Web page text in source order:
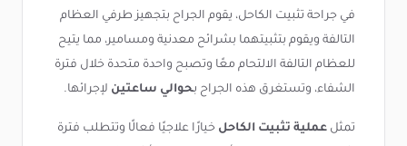
في جراحة تثبيت الكاحل، يقوم الجراح بتجهيز طرفي العظام
التالفة ويقوم بتثبيتهما بشرائح معدنية ومسامير، مما يتيح
للعظام التالفة الالتحام معًا وتصبح واحدة متحدة خلال فترة
الشفاء، وتستغرق هذه الجراح بحوالي ساعتين لإجرائها.
تمثل عملية تثبيت الكاحل خيارًا علاجيًا فعالًا وتتطلب فترة